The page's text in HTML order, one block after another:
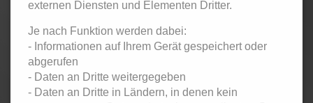
Sonntag 09.08.26
20:00–
Twen-Club Südbahnhof -
Sonntag
externen Diensten und Elementen Dritter.
Je nach Funktion werden dabei:
- Informationen auf Ihrem Gerät gespeichert oder
abgerufen
- Daten an Dritte weitergegeben
- Daten an Dritte in Ländern, in denen kein